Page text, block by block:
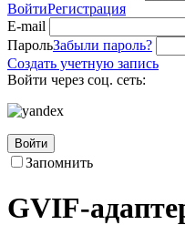
ВойтиРегистрация
E-mail
ПарольЗабыли пароль?
Создать учетную запись
Войти через соц. сеть:
Войти
Запомнить
GVIF-